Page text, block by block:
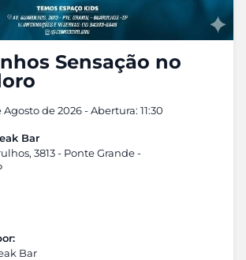
Sensação no
de 2026 - Abertura: 11:30
Bar
3813 - Ponte Grande -
Bar